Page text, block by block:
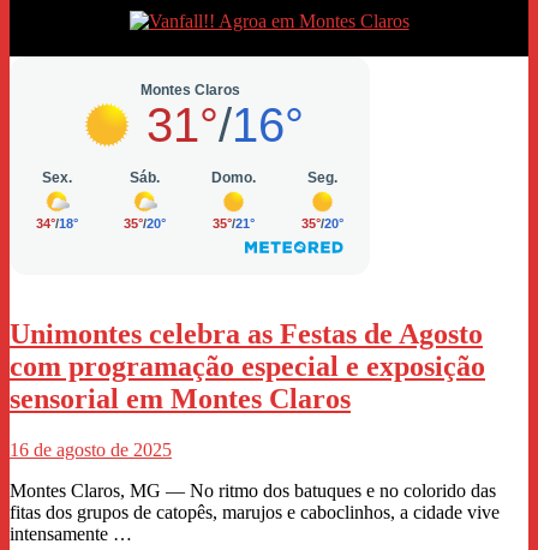
Unimontes celebra as Festas de Agosto
com programação especial e exposição
sensorial em Montes Claros
16 de agosto de 2025
Montes Claros, MG — No ritmo dos batuques e no colorido das
fitas dos grupos de catopês, marujos e caboclinhos, a cidade vive
intensamente …